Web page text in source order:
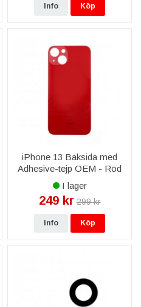
Info Köp
iPhone 13 Baksida med
Adhesive-tejp OEM - Röd
I lager
249 kr 299 kr
Info Köp